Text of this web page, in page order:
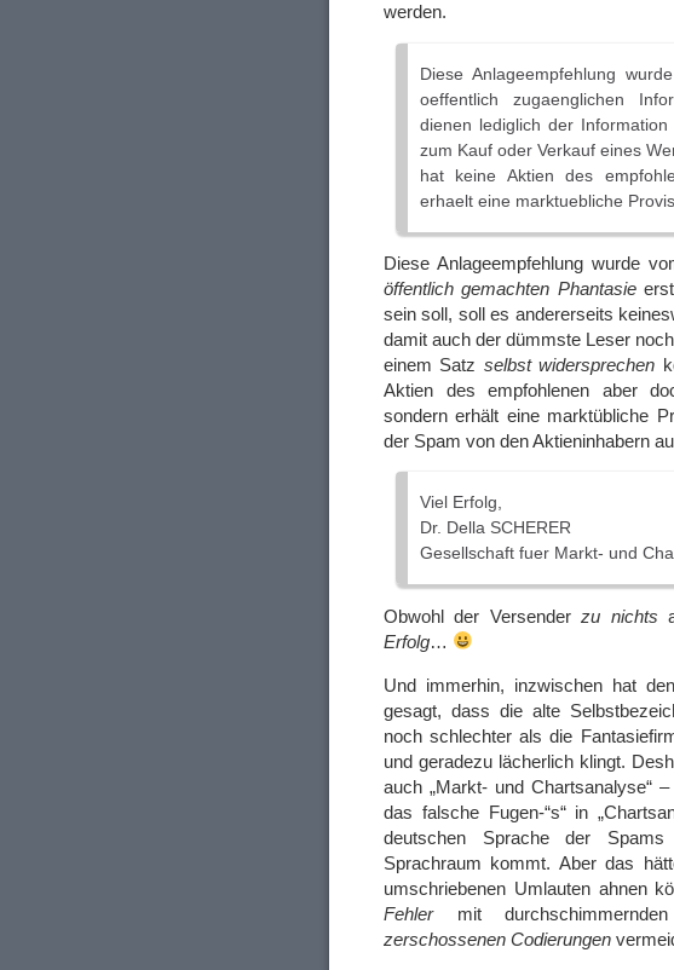
werden.
Diese Anlageempfehlung
oeffentlich zugaenglichen
dienen lediglich der
zum Kauf oder Verkauf eines
hat keine Aktien des
erhaelt eine marktuebliche
Diese Anlageempfehlung wurde
öffentlich gemachten Phantasie
sein soll, soll es andererseits
damit auch der dümmste Leser
einem Satz selbst widersprechen
Aktien des empfohlenen aber
sondern erhält eine marktübliche
der Spam von den Aktieninhabern
Viel Erfolg,
Dr. Della SCHERER
Gesellschaft fuer Markt- und
Obwohl der Versenderzu nichts
Erfolg…
Und immerhin, inzwischen hat
gesagt, dass die alte
noch schlechter als die
und geradezu lächerlich klingt.
auch „Markt- und Chartsanalyse“
das falsche Fugen-“s“ in
deutschen Sprache der
Sprachraum kommt. Aber das
umschriebenen Umlauten ahnen
Fehlermit
zerschossenen Codierungen